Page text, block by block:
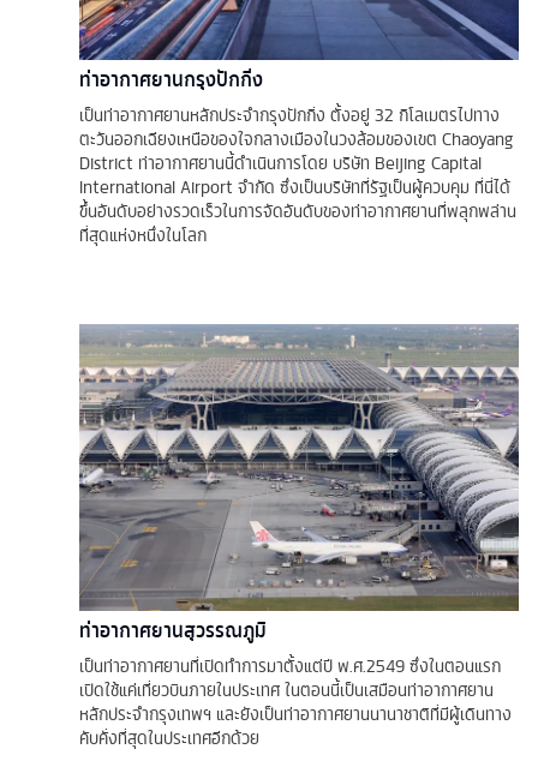
ท่าอากาศยานกรุงปักกิ่ง
เป็นท่าอากาศยานหลักประจำกรุงปักกิ่ง ตั้งอยู่ 32 กิโลเมตรไปทาง
ตะวันออกเฉียงเหนือของใจกลางเมืองในวงล้อมของเขต Chaoyang
District ท่าอากาศยานนี้ดำเนินการโดย บริษัท Beijing Capital
International Airport จำกัด ซึ่งเป็นบริษัทที่รัฐเป็นผู้ควบคุม ที่นี่ได้
ขึ้นอันดับอย่างรวดเร็วในการจัดอันดับของท่าอากาศยานที่พลุกพล่าน
ที่สุดแห่งหนึ่งในโลก
ท่าอากาศยานสุวรรณภูมิ
เป็นท่าอากาศยานที่เปิดทำการมาตั้งแต่ปี พ.ศ.2549 ซึ่งในตอนแรก
เปิดใช้แค่เที่ยวบินภายในประเทศ ในตอนนี้เป็นเสมือนท่าอากาศยาน
หลักประจำกรุงเทพฯ และยังเป็นท่าอากาศยานนานาชาติที่มีผู้เดินทาง
คับคั่งที่สุดในประเทศอีกด้วย